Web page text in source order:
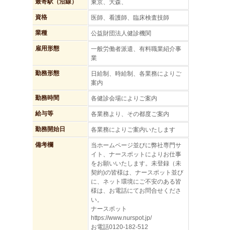
最寄駅（沿線） 東京、大森、
資格 医師、看護師、臨床検査技師
業種 公益財団法人健診機関
雇用形態
一般労働者派遣、有料職業紹介事
業
勤務形態
日給制、時給制、各業務によりご
案内
勤務時間 各健診会場によりご案内
給与等 各業務より、その都度ご案内
勤務開始日 各業務によりご案内いたします
備考欄
当ホームページ並びに弊社専門サ
イト、ナースポットによりお仕事
をお願いいたします。未登録（未
契約)の皆様は、ナースポット並び
に、ネット環境にご不安のある皆
様は、お電話にてお問合せくださ
い。
ナースポット
https://www.nurspot.jp/
お電話0120-182-512